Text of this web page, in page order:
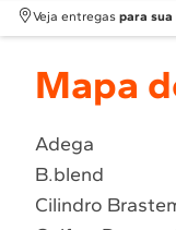
Termos mais
1º Geladeira
2
Fogao
4 º Lava Louça
5 º Cooktop
6º Microondas
Veja entregas para
Mapa
Adega
B.blend
Cilindro